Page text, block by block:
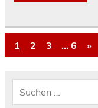
1 2 3 … 6 »